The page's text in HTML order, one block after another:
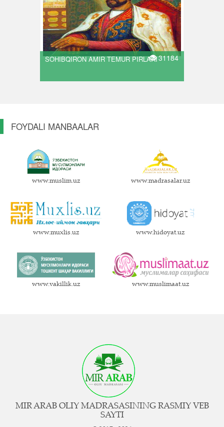
SOHIBQIRON AMIR TEMUR PIRLARI31184
FOYDALI MANBAALAR
www.muslim.uz www.madrasalar.uz
www.muxlis.uz www.hidoyat.uz
www.vakillik.uz www.muslimaat.uz
MIR ARAB OLIY MADRASASINING RASMIY VEB
SAYTI